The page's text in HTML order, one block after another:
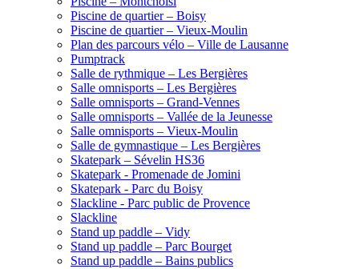
Piscine de quartier – Boisy
Piscine de quartier – Vieux-Moulin
Plan des parcours vélo – Ville de Lausanne
Pumptrack
Salle de rythmique – Les Bergières
Salle omnisports – Les Bergières
Salle omnisports – Grand-Vennes
Salle omnisports – Vallée de la Jeunesse
Salle omnisports – Vieux-Moulin
Salle de gymnastique – Les Bergières
Skatepark – Sévelin HS36
Skatepark - Promenade de Jomini
Skatepark - Parc du Boisy
Slackline - Parc public de Provence
Slackline
Stand up paddle – Vidy
Stand up paddle – Parc Bourget
Stand up paddle – Bains publics